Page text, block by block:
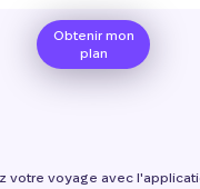
Obtenir mon
plan
votre voyage avec